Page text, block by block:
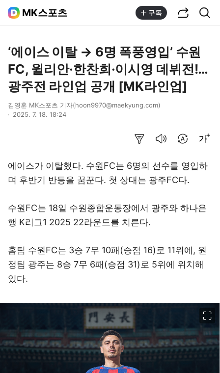
MK스포츠 구독
‘에이스 이탈 → 6명 폭풍영입’ 수원
FC, 윌리안·한찬희·이시영 데뷔전!…
광주전 라인업 공개 [MK라인업]
김영훈 MK스포츠 기자(hoon9970@maekyung.com)
2025. 7. 18. 18:24
에이스가 이탈했다. 수원FC는 6명의 선수를 영입하
며 후반기 반등을 꿈꾼다. 첫 상대는 광주FC다.
수원FC는 18일 수원종합운동장에서 광주와 하나은
행 K리그1 2025 22라운드를 치른다.
홈팀 수원FC는 3승 7무 10패(승점 16)로 11위에, 원
정팀 광주는 8승 7무 6패(승점 31)로 5위에 위치해
있다.